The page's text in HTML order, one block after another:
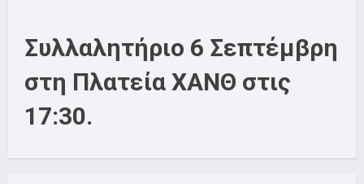
Συλλαλητήριο 6 Σεπτέμβρη
στη Πλατεία ΧΑΝΘ στις
17:30.